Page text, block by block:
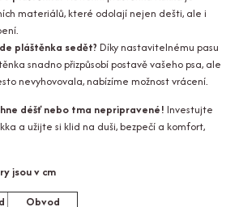
materiálů, které odolají nejen dešti, ale i
pláštěnka sedět? Díky nastavitelnému pasu
snadno přizpůsobí postavě vašeho psa, ale
nevyhovovala, nabízíme možnost vrácení.
déšť nebo tma nepripravené! Investujte
a užijte si klid na duši, bezpečí a komfort,
jsou v cm
Obvod